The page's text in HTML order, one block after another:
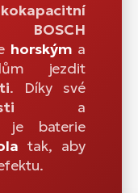
BOSCH
horským a
jezdit
. Díky své
a
je baterie
tak, aby